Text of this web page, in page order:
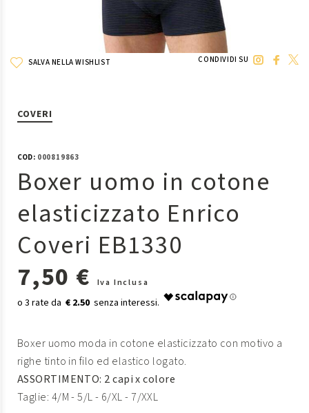
SALVA NELLA WISHLIST CONDIVIDI SU
COVERI
COD:000819863
Boxer uomo in cotone
elasticizzato Enrico
Coveri EB1330
7,50 €
Iva Inclusa
€ 2.50
Boxer uomo moda in cotone elasticizzato con motivo a
righe tinto in filo ed elastico logato.
ASSORTIMENTO: 2 capi x colore
Taglie: 4/M - 5/L - 6/XL - 7/XXL